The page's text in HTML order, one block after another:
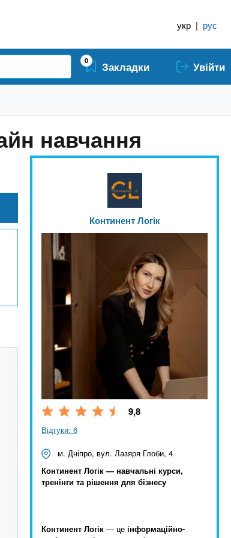
укр | рус
0 Закладки Увійти
навчання
Континент Логік
9,8
Відгуки: 6
м. Дніпро, вул. Лазяря Глоби, 4
Континент Логік — навчальні курси,
тренінги та рішення для бізнесу
Континент Логік — це інформаційно-